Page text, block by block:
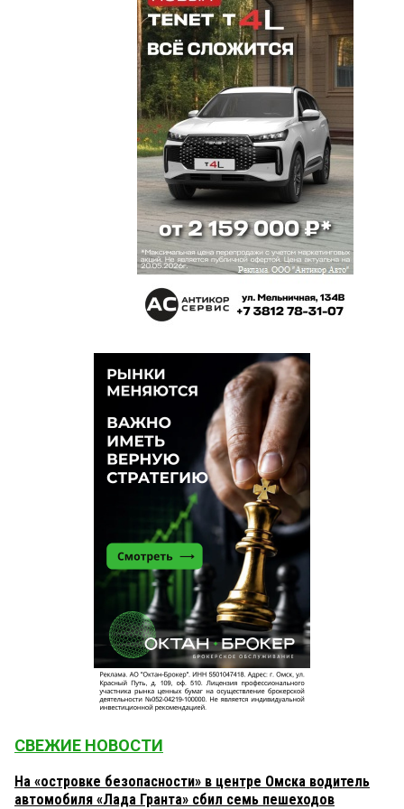
11 января 2018 в 18:40:
Оооо, так у нас тогда весь транспорт
муниципальный тоже ездить права не имеет?
Капец общественному транспорту в Омске.
Прокуратура звездочки может себе
зарабатывать!!!
Светлана 11 января 2018 в 18:38:
А как же автобусы большие? Они то Евро-4
соответствуют? Вряд ли...
11 января 2018 в 18:29:
Прикольно
11 января 2018 в 18:26:
СВЕЖИЕ НОВОСТИ
На «островке безопасности» в центре Омска водитель
автомобиля «Лада Гранта» сбил семь пешеходов